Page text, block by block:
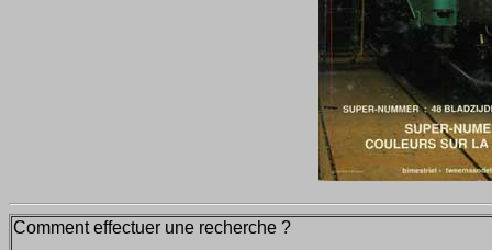
Comment effectuer une recherche ?